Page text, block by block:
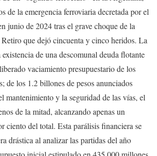
de la emergencia ferroviaria decretada por el
junio de 2024 tras el grave choque de la
que dejó cincuenta y cinco heridos. La
de una descomunal deuda flotante
vaciamiento presupuestario de los
de los 1.2 billones de pesos anunciados
mantenimiento y la seguridad de las vías, el
de la mitad, alcanzando apenas un
ciento del total. Esta parálisis financiera se
drástica al analizar las partidas del año